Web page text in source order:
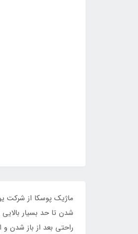
ماژیک پوسکا از شرکت
شدن تا حد بسیار